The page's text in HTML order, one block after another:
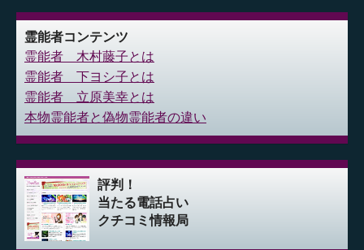
霊能者コンテンツ
霊能者 木村藤子とは
霊能者 下ヨシ子とは
霊能者 立原美幸とは
本物霊能者と偽物霊能者の違い
評判！
当たる電話占い
クチコミ情報局